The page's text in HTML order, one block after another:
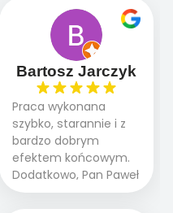
oczekiwaniami. Prace
przebiegały sprawnie
dzięki temu,że firma
działa kompleksowo :
ogrodnictwo,nawodnienie,
brukarstwo.Efekt
końcowy przerósł
nasze oczekiwania.
Polecamy tę firmę
wszystkim , którzy
marzą o pięknym
Bartosz Jarczyk
Praca wykonana
szybko, starannie i z
bardzo dobrym
efektem końcowym.
Dodatkowo, Pan Paweł
chętnie udziela porad